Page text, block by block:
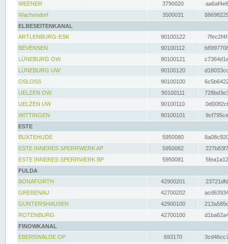
WEENER
3790020
Wachendorf
3500031
ELBESEITENKANAL
ARTLENBURG-ESK
90100122
BEVENSEN
90100112
LÜNEBURG OW
90100121
LÜNEBURG UW
90100120
OSLOSS
90100100
UELZEN OW
90100111
UELZEN UW
90100110
WITTINGEN
90100101
ESTE
BUXTEHUDE
5950080
ESTE INNERES SPERRWERK AP
5950082
ESTE INNERES SPERRWERK BP
5950081
FULDA
BONAFORTH
42900201
GREBENAU
42700202
GUNTERSHAUSEN
42900100
ROTENBURG
42700100
FINOWKANAL
EBERSWALDE OP
693170